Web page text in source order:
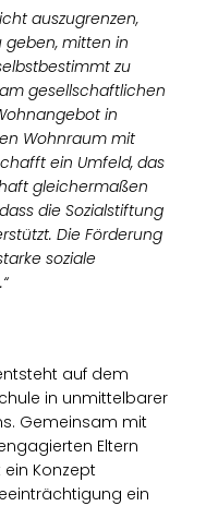
auszugrenzen,
geben, mitten in
zu
gesellschaftlichen
in
Wohnraum mit
ein Umfeld, das
gleichermaßen
die Sozialstiftung
Die Förderung
soziale
auf dem
in unmittelbarer
Gemeinsam mit
Eltern
Konzept
ein